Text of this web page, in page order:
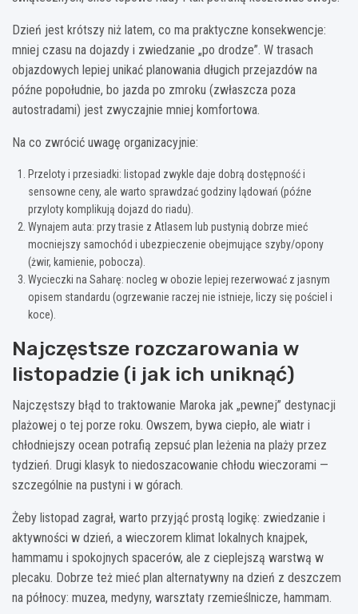
Dzień jest krótszy niż latem, co ma praktyczne konsekwencje:
mniej czasu na dojazdy i zwiedzanie „po drodze”. W trasach
objazdowych lepiej unikać planowania długich przejazdów na
późne popołudnie, bo jazda po zmroku (zwłaszcza poza
autostradami) jest zwyczajnie mniej komfortowa.
Na co zwrócić uwagę organizacyjnie:
Przeloty i przesiadki: listopad zwykle daje dobrą dostępność i
sensowne ceny, ale warto sprawdzać godziny lądowań (późne
przyloty komplikują dojazd do riadu).
Wynajem auta: przy trasie z Atlasem lub pustynią dobrze mieć
mocniejszy samochód i ubezpieczenie obejmujące szyby/opony
(żwir, kamienie, pobocza).
Wycieczki na Saharę: nocleg w obozie lepiej rezerwować z jasnym
opisem standardu (ogrzewanie raczej nie istnieje, liczy się pościel i
koce).
Najczęstsze rozczarowania w
listopadzie (i jak ich uniknąć)
Najczęstszy błąd to traktowanie Maroka jak „pewnej” destynacji
plażowej o tej porze roku. Owszem, bywa ciepło, ale wiatr i
chłodniejszy ocean potrafią zepsuć plan leżenia na plaży przez
tydzień. Drugi klasyk to niedoszacowanie chłodu wieczorami —
szczególnie na pustyni i w górach.
Żeby listopad zagrał, warto przyjąć prostą logikę: zwiedzanie i
aktywności w dzień, a wieczorem klimat lokalnych knajpek,
hammamu i spokojnych spacerów, ale z cieplejszą warstwą w
plecaku. Dobrze też mieć plan alternatywny na dzień z deszczem
na północy: muzea, medyny, warsztaty rzemieślnicze, hammam.